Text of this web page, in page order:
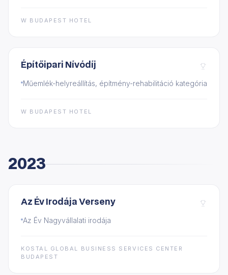
W BUDAPEST HOTEL
Építőipari Nívódíj
Műemlék-helyreállítás, építmény-rehabilitáció kategória
W BUDAPEST HOTEL
2023
Az Év Irodája Verseny
Az Év Nagyvállalati irodája
KOSTAL GLOBAL BUSINESS SERVICES CENTER
BUDAPEST